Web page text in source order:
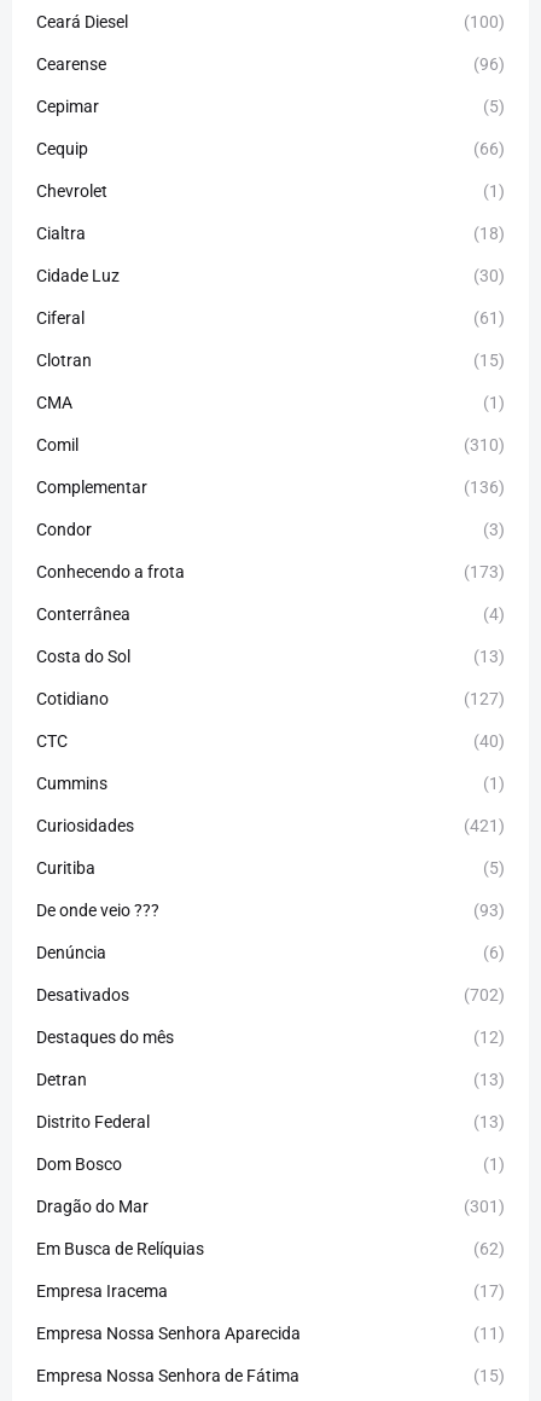
Ceará Diesel (100)
Cearense (96)
Cepimar (5)
Cequip (66)
Chevrolet (1)
Cialtra (18)
Cidade Luz (30)
Ciferal (61)
Clotran (15)
CMA (1)
Comil (310)
Complementar (136)
Condor (3)
Conhecendo a frota (173)
Conterrânea (4)
Costa do Sol (13)
Cotidiano (127)
CTC (40)
Cummins (1)
Curiosidades (421)
Curitiba (5)
De onde veio ??? (93)
Denúncia (6)
Desativados (702)
Destaques do mês (12)
Detran (13)
Distrito Federal (13)
Dom Bosco (1)
Dragão do Mar (301)
Em Busca de Relíquias (62)
Empresa Iracema (17)
Empresa Nossa Senhora Aparecida (11)
Empresa Nossa Senhora de Fátima (15)